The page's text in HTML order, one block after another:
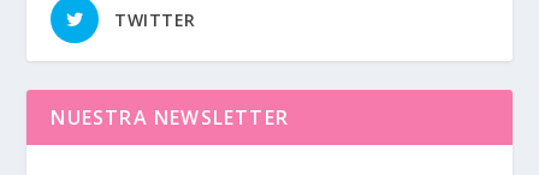
TWITTER
NUESTRA NEWSLETTER